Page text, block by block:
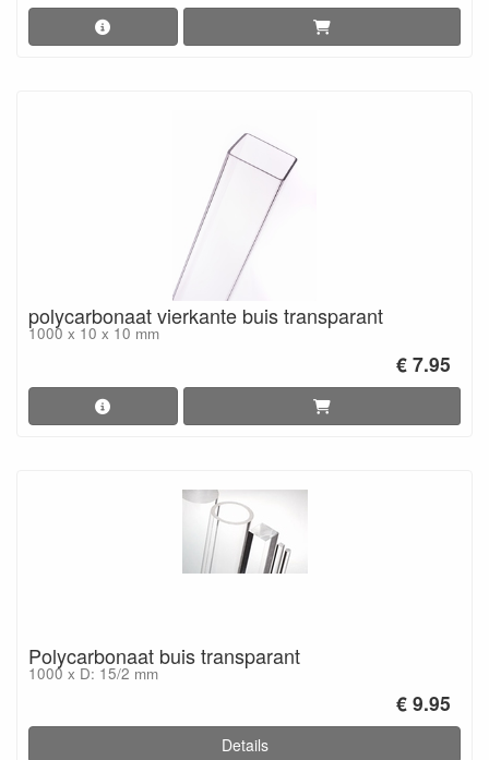
polycarbonaat vierkante buis transparant
1000 x 10 x 10 mm
€ 7.95
Polycarbonaat buis transparant
1000 x D: 15/2 mm
€ 9.95
Details